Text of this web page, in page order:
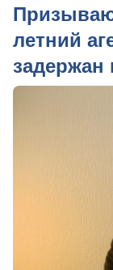
летний
задержан